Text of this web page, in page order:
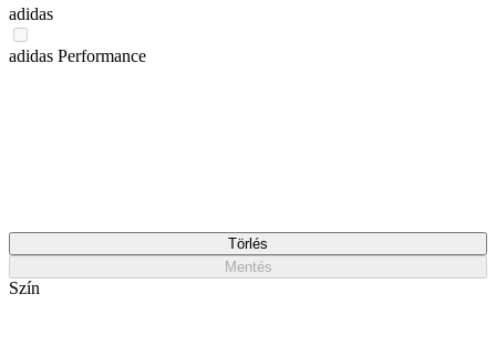
adidas
adidas Performance
Törlés
Mentés
Szín